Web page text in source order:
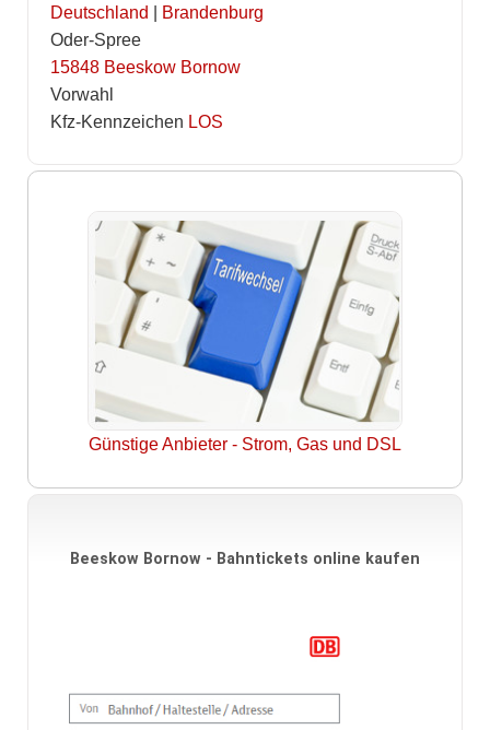
Deutschland | Brandenburg
Oder-Spree
15848 Beeskow Bornow
Vorwahl
Kfz-Kennzeichen LOS
Günstige Anbieter - Strom, Gas und DSL
Beeskow Bornow - Bahntickets online kaufen